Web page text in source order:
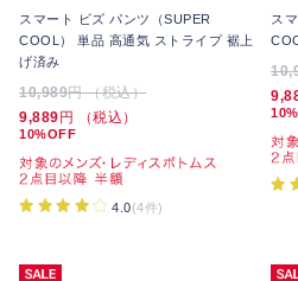
スマート ビズ パンツ（SUPER
COOL） 単品 高通気 ストライプ 裾上
げ済み
10,989円 （税込）
9,889円 （税込）
10%OFF
4.0(4件)
ス